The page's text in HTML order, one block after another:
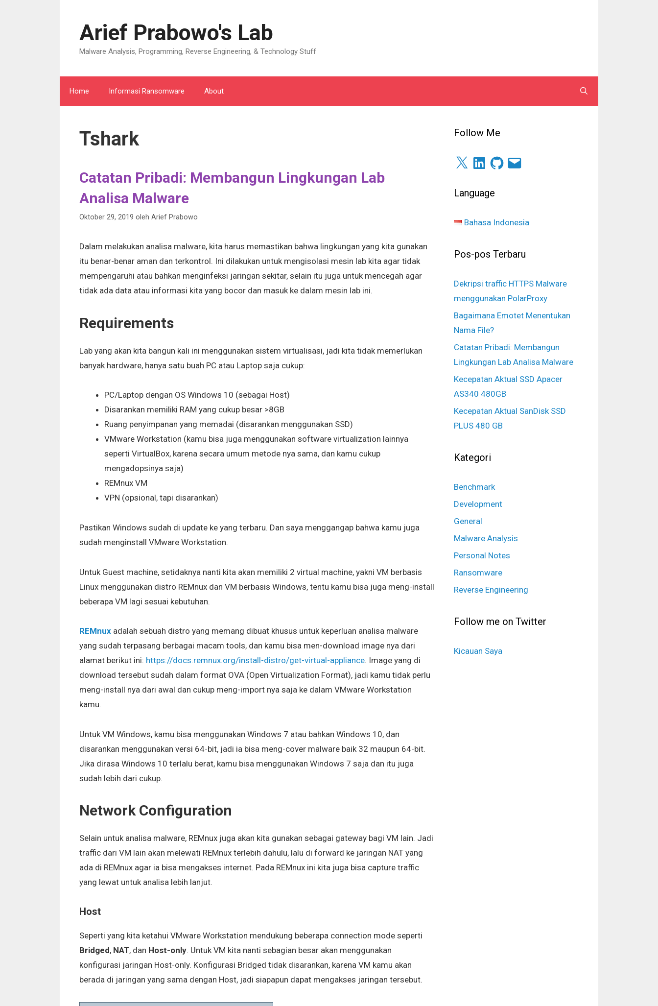
Arief Prabowo's Lab
Malware Analysis, Programming, Reverse Engineering, & Technology Stuff
Home Informasi Ransomware About
Tshark
Catatan Pribadi: Membangun Lingkungan Lab
Analisa Malware
Oktober 29, 2019 oleh Arief Prabowo
Dalam melakukan analisa malware, kita harus memastikan bahwa lingkungan yang kita gunakan
itu benar-benar aman dan terkontrol. Ini dilakukan untuk mengisolasi mesin lab kita agar tidak
mempengaruhi atau bahkan menginfeksi jaringan sekitar, selain itu juga untuk mencegah agar
tidak ada data atau informasi kita yang bocor dan masuk ke dalam mesin lab ini.
Requirements
Lab yang akan kita bangun kali ini menggunakan sistem virtualisasi, jadi kita tidak memerlukan
banyak hardware, hanya satu buah PC atau Laptop saja cukup:
PC/Laptop dengan OS Windows 10 (sebagai Host)
Disarankan memiliki RAM yang cukup besar >8GB
Ruang penyimpanan yang memadai (disarankan menggunakan SSD)
VMware Workstation (kamu bisa juga menggunakan software virtualization lainnya
seperti VirtualBox, karena secara umum metode nya sama, dan kamu cukup
mengadopsinya saja)
REMnux VM
VPN (opsional, tapi disarankan)
Pastikan Windows sudah di update ke yang terbaru. Dan saya menggangap bahwa kamu juga
sudah menginstall VMware Workstation.
Untuk Guest machine, setidaknya nanti kita akan memiliki 2 virtual machine, yakni VM berbasis
Linux menggunakan distro REMnux dan VM berbasis Windows, tentu kamu bisa juga meng-install
beberapa VM lagi sesuai kebutuhan.
REMnux adalah sebuah distro yang memang dibuat khusus untuk keperluan analisa malware
yang sudah terpasang berbagai macam tools, dan kamu bisa men-download image nya dari
alamat berikut ini: https://docs.remnux.org/install-distro/get-virtual-appliance. Image yang di
download tersebut sudah dalam format OVA (Open Virtualization Format), jadi kamu tidak perlu
meng-install nya dari awal dan cukup meng-import nya saja ke dalam VMware Workstation
kamu.
Untuk VM Windows, kamu bisa menggunakan Windows 7 atau bahkan Windows 10, dan
disarankan menggunakan versi 64-bit, jadi ia bisa meng-cover malware baik 32 maupun 64-bit.
Jika dirasa Windows 10 terlalu berat, kamu bisa menggunakan Windows 7 saja dan itu juga
sudah lebih dari cukup.
Network Configuration
Selain untuk analisa malware, REMnux juga akan kita gunakan sebagai gateway bagi VM lain. Jadi
traffic dari VM lain akan melewati REMnux terlebih dahulu, lalu di forward ke jaringan NAT yang
ada di REMnux agar ia bisa mengakses internet. Pada REMnux ini kita juga bisa capture traffic
yang lewat untuk analisa lebih lanjut.
Host
Seperti yang kita ketahui VMware Workstation mendukung beberapa connection mode seperti
Bridged, NAT, dan Host-only. Untuk VM kita nanti sebagian besar akan menggunakan
konfigurasi jaringan Host-only. Konfigurasi Bridged tidak disarankan, karena VM kamu akan
berada di jaringan yang sama dengan Host, jadi siapapun dapat mengakses jaringan tersebut.
Follow Me
X LinkedInGitHubSurel
Language
Bahasa Indonesia
Pos-pos Terbaru
Dekripsi traffic HTTPS Malware
menggunakan PolarProxy
Bagaimana Emotet Menentukan
Nama File?
Catatan Pribadi: Membangun
Lingkungan Lab Analisa Malware
Kecepatan Aktual SSD Apacer
AS340 480GB
Kecepatan Aktual SanDisk SSD
PLUS 480 GB
Kategori
Benchmark
Development
General
Malware Analysis
Personal Notes
Ransomware
Reverse Engineering
Follow me on Twitter
Kicauan Saya